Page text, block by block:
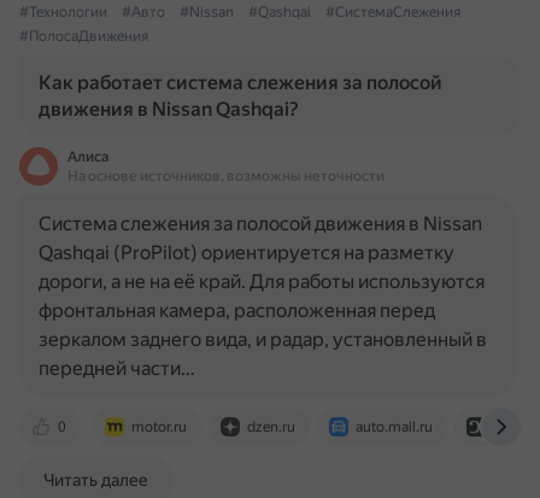
#Технологии
#Авто #Nissan #Qashqai
#СистемаСлежения
#ПолосаДвижения
Как работает система слежения за полосой
движения в Nissan Qashqai?
Алиса
На основе источников, возможны неточности
0 motor.ru dzen.ru auto.mail.ru
Система слежения за полосой движения в Nissan
Qashqai (ProPilot) ориентируется на разметку
дороги, а не на её край. Для работы используются
фронтальная камера, расположенная перед
зеркалом заднего вида, и радар, установленный в
передней части…
Читать далее